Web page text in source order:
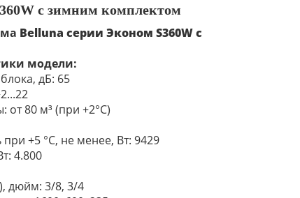
W с зимним комплектом
Belluna серии Эконом S360W с
модели:
дБ: 65
80 м³ (при +2°С)
+5 °С, не менее, Вт: 9429
4.800
В: 380
дюйм: 3/8, 3/4